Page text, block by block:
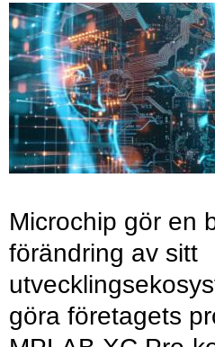
Microchip gör en
förändring av sitt
göra företagets